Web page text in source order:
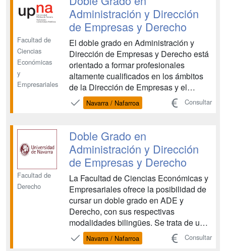
Facultad de
Ciencias
Económicas
y
Empresariales
Administración y Dirección
de Empresas y Derecho
El doble grado en Administración y
Dirección de Empresas y Derecho está
orientado a formar profesionales
altamente cualificados en los ámbitos
de la Dirección de Empresas y el
Derecho. Al finalizar los estudios, los
graduados obtienen los dos títulos:
desempeñar labores de dirección y
gestión de la empresa y Graduad...
Navarra / Nafarroa Consultar
Facultad de
Derecho
Doble Grado en
Administración y Dirección
de Empresas y Derecho
La Facultad de Ciencias Económicas y
Empresariales ofrece la posibilidad de
cursar un doble grado en ADE y
Derecho, con sus respectivas
modalidades bilingües. Se trata de un
programa que permite a los alumnos
finalizar sus estudios universitarios con
Navarra / Nafarroa Consultar